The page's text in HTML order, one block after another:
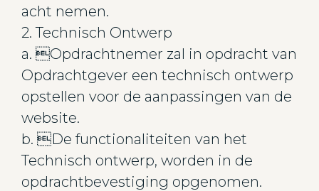
acht nemen.
2. Technisch Ontwerp
a. Opdrachtnemer zal in opdracht van
Opdrachtgever een technisch ontwerp
opstellen voor de aanpassingen van de
website.
b. De functionaliteiten van het
Technisch ontwerp, worden in de
opdrachtbevestiging opgenomen.